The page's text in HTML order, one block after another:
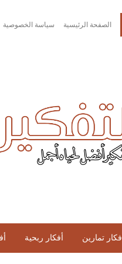
الصفحة الرئيسية سياسة الخصوصية
افكار تمارين أفكار ربحية